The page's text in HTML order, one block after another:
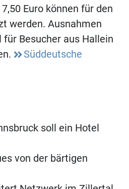
Euro können für den
werden. Ausnahmen
für Besucher aus Hallein
Süddeutsche
soll ein Hotel
von der bärtigen